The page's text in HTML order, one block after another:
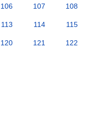
106 107 108
113 114 115
120 121 122